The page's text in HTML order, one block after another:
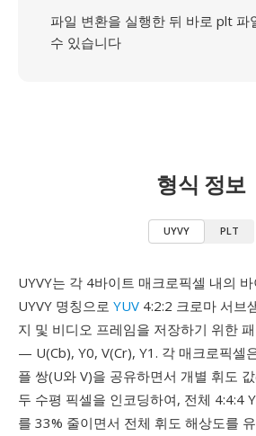
파일 변환을 실행한 뒤 바로 plt 파
수 있습니다
형식 정보
UYVY PLT
UYVY는 각 4바이트 매크로픽셀 내의
UYVY 명칭으로 YUV 4:2:2 크로마 서브
지 및 비디오 프레임을 저장하기 위한
— U(Cb), Y0, V(Cr), Y1. 각 매크로픽셀
플 쌍(U와 V)을 공유하면서 개별 휘도
두 수평 픽셀을 인코딩하여, 전체 4:4:4
를 33% 줄이면서 전체 휘도 해상도를